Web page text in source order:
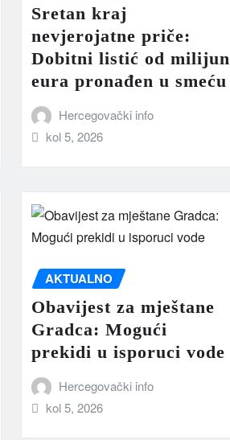
Sretan kraj
nevjerojatne priče:
Dobitni listić od milijun
eura pronađen u smeću
Hercegovački info
kol 5, 2026
AKTUALNO
Obavijest za mještane
Gradca: Mogući
prekidi u isporuci vode
Hercegovački info
kol 5, 2026